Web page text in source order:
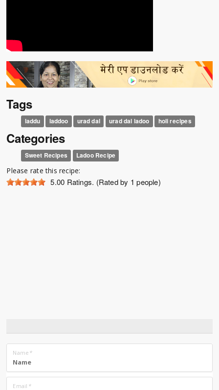
Tags
laddu laddoo urad dal urad dal ladoo holi recipes
Categories
Sweet Recipes Ladoo Recipe
Please rate this recipe:
5.00 Ratings. (Rated by 1 people)
Name *
Email *